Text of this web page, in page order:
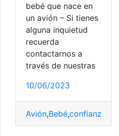
Normas,paciencia,
bebé que nace en
un avión – Si tienes
alguna inquietud
recuerda
contactarnos a
través de nuestras
10/06/2023
Avión,Bebé,confianza